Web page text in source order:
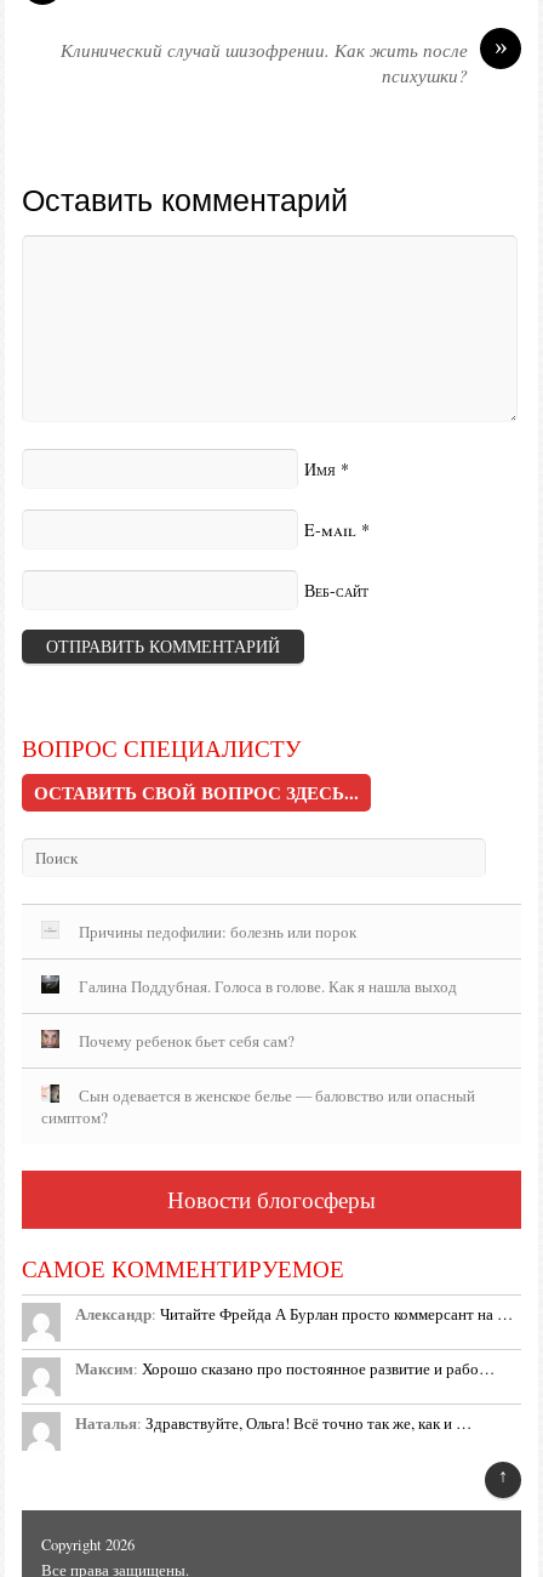
»
Клинический случай шизофрении. Как жить после
психушки?
Оставить комментарий
Имя *
E-mail *
Веб-сайт
ВОПРОС СПЕЦИАЛИСТУ
ОСТАВИТЬ СВОЙ ВОПРОС ЗДЕСЬ...
Причины педофилии: болезнь или порок
Галина Поддубная. Голоса в голове. Как я нашла выход
Почему ребенок бьет себя сам?
Сын одевается в женское белье — баловство или опасный
симптом?
Новости блогосферы
САМОЕ КОММЕНТИРУЕМОЕ
Александр: Читайте Фрейда А Бурлан просто коммерсант на …
Максим: Хорошо сказано про постоянное развитие и рабо…
Наталья: Здравствуйте, Ольга! Всё точно так же, как и …
Copyright 2026
Все права защищены.
↑